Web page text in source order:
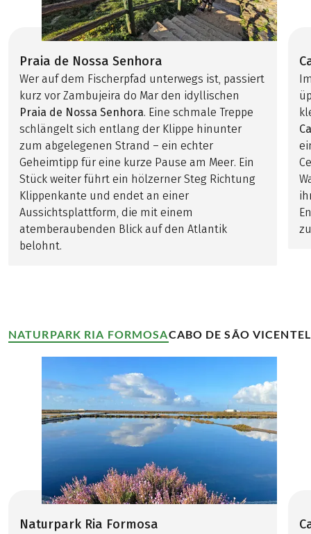
Praia de Nossa Senhora
Wer auf dem Fischerpfad unterwegs ist, passiert
kurz vor Zambujeira do Mar den idyllischen
Praia de Nossa Senhora. Eine schmale Treppe
schlängelt sich entlang der Klippe hinunter
zum abgelegenen Strand – ein echter
Geheimtipp für eine kurze Pause am Meer. Ein
Stück weiter führt ein hölzerner Steg Richtung
Klippenkante und endet an einer
Aussichtsplattform, die mit einem
atemberaubenden Blick auf den Atlantik
belohnt.
NATURPARK RIA FORMOSACABO DE SÃO VICENTE
Naturpark Ria Formosa